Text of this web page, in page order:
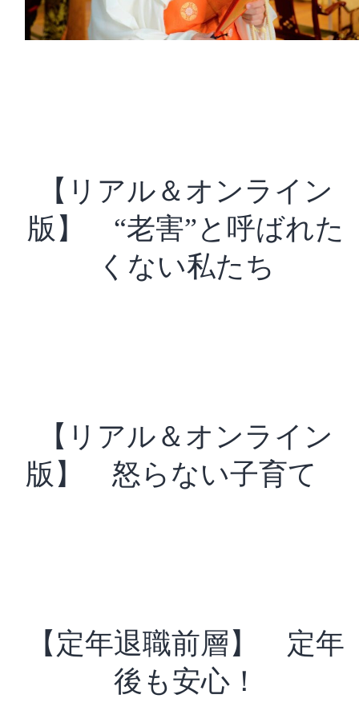
【リアル＆オンライン
版】 “老害”と呼ばれた
くない私たち
【リアル＆オンライン
版】 怒らない子育て
【定年退職前層】 定年
後も安心！